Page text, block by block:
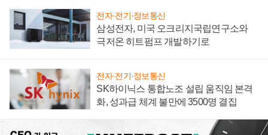
전자·전기·정보통신
삼성전자, 미국 오크리지국립연구소와
극저온 히트펌프 개발하기로
전자·전기·정보통신
SK하이닉스 통합노조 설립 움직임 본격
화, 성과급 체계 불만에 3500명 결집